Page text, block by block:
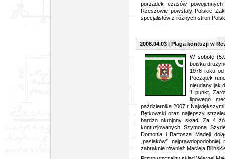
porządek czasów
Rzeszowie powstały Polskie
specjalistów z różnych stron
2008.04.03 | Plaga kontuzji w
W sobotę
boisku
1978 roku
Początek
nieudany jak
1 punkt.
ligowego
października 2007 r
Bętkowski oraz najlepszy
bardzo okrojony skład. Za 4
kontuzjowanych Szymona
Domonia i Bartosza Madeji
„pasiaków”
zabraknie również Macieja